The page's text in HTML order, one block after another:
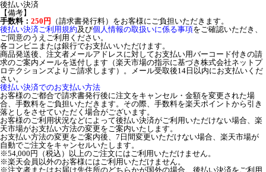
後払い決済
【備考】
手数料： 250円
（請求書発行料）をお客様にご負担いただきます。
後払い決済ご利用規約及び個人情報の取扱いに係る事項をご確認いただき、
ご同意のうえご利用ください。
各コンビニまたは銀行でお支払いいただけます。
商品発送後、注文者メールアドレスに対してお支払い用バーコード付きの請
求のご案内メールを送付します（楽天市場の指示に基づき株式会社ネットプ
ロテクションズよりご請求します）。メール受取後14日以内にお支払いくだ
さい。
後払い決済でのお支払い方法
お客様のご都合で請求書発行後に注文をキャンセル・金額を変更された場
合、手数料をご負担いただきます。その際、手数料を楽天ポイントから引き
落としをさせていただく場合がございます。
お客様のご利用状況などによって後払い決済がご利用いただけない場合、楽
天市場がお支払い方法の変更をご案内いたします。
お支払い方法の変更をご案内後、7日間変更いただけない場合、楽天市場が
自動でご注文をキャンセルいたします。
※54,000円（税込）以上のご注文にはご利用いただけません。
※楽天会員以外のお客様にはご利用いただけません。
※注文者またはお届け先住所のどちらかが国外の場合、後払い決済をご利用